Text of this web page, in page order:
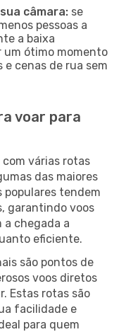
câmara: se
pessoas a
a baixa
um ótimo momento
cenas de rua sem
voar para
com várias rotas
das maiores
populares tendem
garantindo voos
chegada a
eficiente.
são pontos de
voos diretos
Estas rotas são
facilidade e
para quem